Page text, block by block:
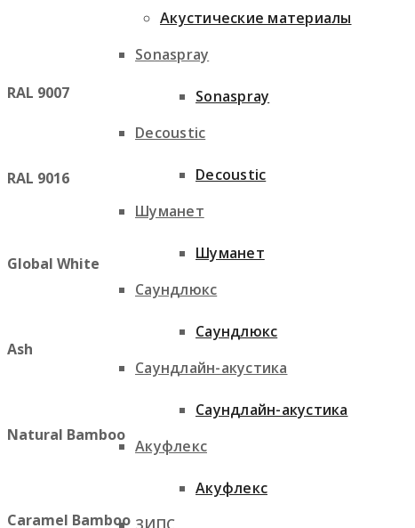
Sonaspray
Decoustic
Шуманет
Саундлюкс
Саундлайн-акустика
Акуфлекс
ЗИПС
Акустические материалы
Sonaspray
Decoustic
Шуманет
Саундлюкс
Саундлайн-акустика
Акуфлекс
RAL 9007
RAL 9016
Global White
Ash
Natural Bamboo
Caramel Bamboo